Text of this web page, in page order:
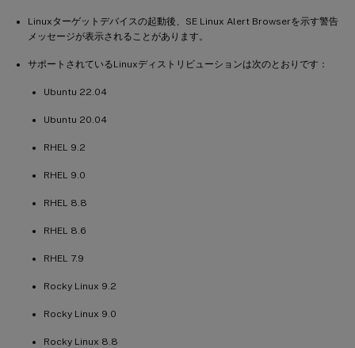
Linuxターゲットデバイスの起動後、SE Linux Alert Browserを示す警告
メッセージが表示されることがあります。
サポートされているLinuxディストリビューションは次のとおりです：
Ubuntu 22.04
Ubuntu 20.04
RHEL 9.2
RHEL 9.0
RHEL 8.8
RHEL 8.6
RHEL 7.9
Rocky Linux 9.2
Rocky Linux 9.0
Rocky Linux 8.8